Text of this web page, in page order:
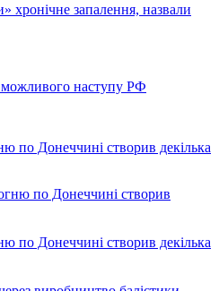
хронічне запалення, назвали
можливого наступу РФ
по Донеччині створив декілька
по Донеччині створив декілька